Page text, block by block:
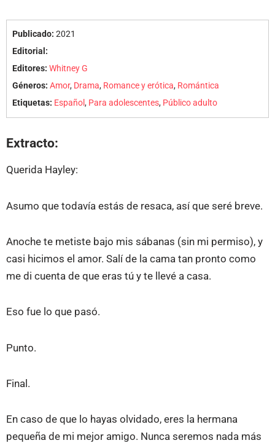
Publicado: 2021
Editorial:
Editores: Whitney G
Géneros: Amor, Drama, Romance y erótica, Romántica
Etiquetas: Español, Para adolescentes, Público adulto
Extracto:
Querida Hayley:
Asumo que todavía estás de resaca, así que seré breve.
Anoche te metiste bajo mis sábanas (sin mi permiso), y
casi hicimos el amor. Salí de la cama tan pronto como
me di cuenta de que eras tú y te llevé a casa.
Eso fue lo que pasó.
Punto.
Final.
En caso de que lo hayas olvidado, eres la hermana
pequeña de mi mejor amigo. Nunca seremos nada más